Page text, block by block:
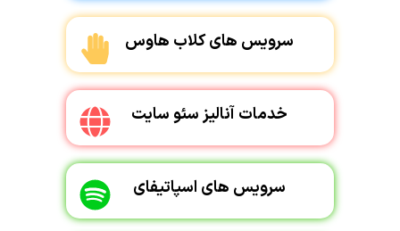
سرویس های کلاب هاوس
خدمات آنالیز سئو سایت
سرویس های اسپاتیفای